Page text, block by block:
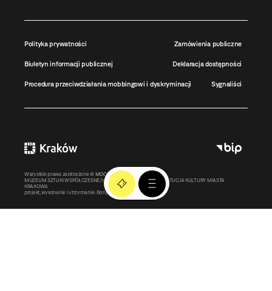
Polityka prywatności Zamówienia publiczne
Biuletyn informacji publicznej Deklaracja dostępności
Procedura przeciwdziałania mobbingowi i dyskryminacji Sygnaliści
Wszystkie prawa zastrzeżone © MOCAK2011-2026
MUZEUM SZTUKI WSPÓŁCZESNEJ W KRAKOWIE MOCAK – INSTYTUCJA KULTURY MIASTA
KRAKOWA
projekt, wykonanie i utrzymanie: Bonjour.pl